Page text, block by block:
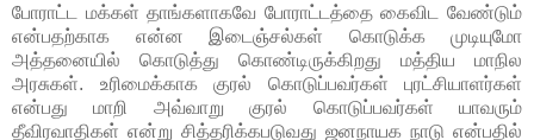
போராட்ட மக்கள் தாங்களாகவே போராட்டத்தை கைவிட வேண்டும்
என்பதற்காக என்ன இடைஞ்சல்கள் கொடுக்க முடியுமோ
அத்தனையில் கொடுத்து கொண்டிருக்கிறது மத்திய மாநில
அரசுகள். உரிமைக்காக குரல் கொடுப்பவர்கள் புரட்சியாளர்கள்
என்பது மாறி அவ்வாறு குரல் கொடுப்பவர்கள் யாவரும்
தீவிரவாதிகள் என்று சித்தரிக்கபடுவது ஜனநாயக நாடு என்பதில்